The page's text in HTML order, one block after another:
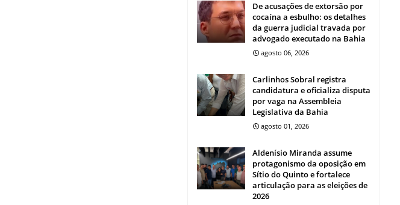
De acusações de extorsão por
cocaína a esbulho: os detalhes
da guerra judicial travada por
advogado executado na Bahia
agosto 06, 2026
Carlinhos Sobral registra
candidatura e oficializa disputa
por vaga na Assembleia
Legislativa da Bahia
agosto 01, 2026
Aldenísio Miranda assume
protagonismo da oposição em
Sítio do Quinto e fortalece
articulação para as eleições de
2026